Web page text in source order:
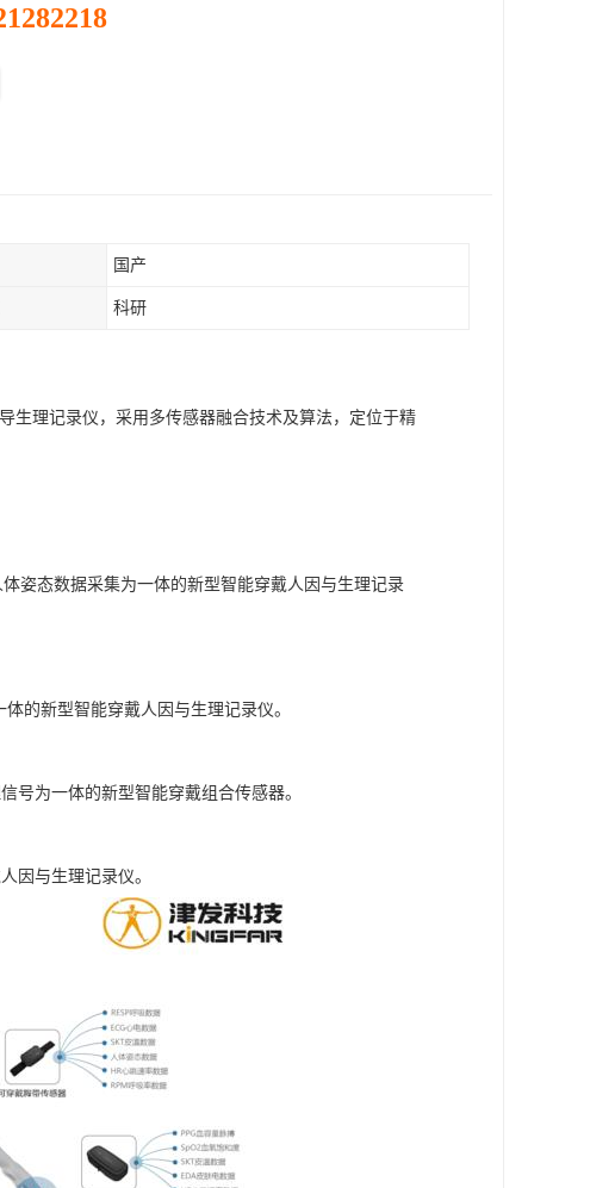
国产
科研
生理记录仪，采用多传感器融合技术及算法，定位于精
姿态数据采集为一体的新型智能穿戴人因与生理记录
的新型智能穿戴人因与生理记录仪。
号为一体的新型智能穿戴组合传感器。
因与生理记录仪。